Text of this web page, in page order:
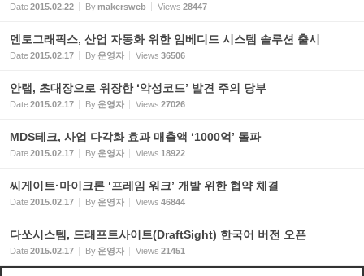
Date2015.02.22 Bymakersweb Views 28447
멘토그래픽스, 산업 자동화 위한 임베디드 시스템 솔루션 출시
Date2015.02.17 By 운영자 Views 36506
안랩, 초대장으로 위장한 ‘악성코드’ 발견 주의 당부
Date2015.02.17 By 운영자 Views 27026
MDS테크, 사업 다각화 효과 매출액 ‘1000억’ 돌파
Date2015.02.17 By 운영자 Views 18922
씨게이트·마이크론 ‘프레임 워크’ 개발 위한 협약 체결
Date2015.02.17 By 운영자 Views 46844
다쏘시스템, 드래프트사이트(DraftSight) 한국어 버전 오픈
Date2015.02.17 By 운영자 Views 21451